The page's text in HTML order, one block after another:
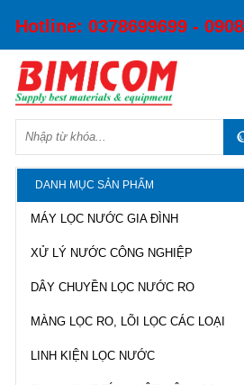
Hotline: 0378699699 -
DANH MỤC SẢN PHẨM
MÁY LỌC NƯỚC GIA ĐÌNH
XỬ LÝ NƯỚC CÔNG NGHIỆP
DÂY CHUYỀN LỌC NƯỚC RO
MÀNG LỌC RO, LÕI LỌC CÁC LOẠI
LINH KIỆN LỌC NƯỚC